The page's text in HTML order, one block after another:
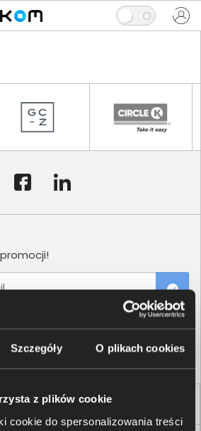
Szczegóły O plikach cookies
z plików cookie
cookie do spersonalizowania treści